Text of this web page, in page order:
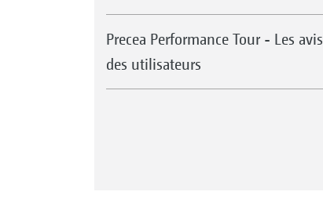
Precea Performance Tour - Les avis
des utilisateurs